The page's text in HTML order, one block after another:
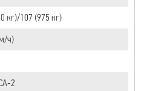
кг)/107 (975 кг)
ч)
2